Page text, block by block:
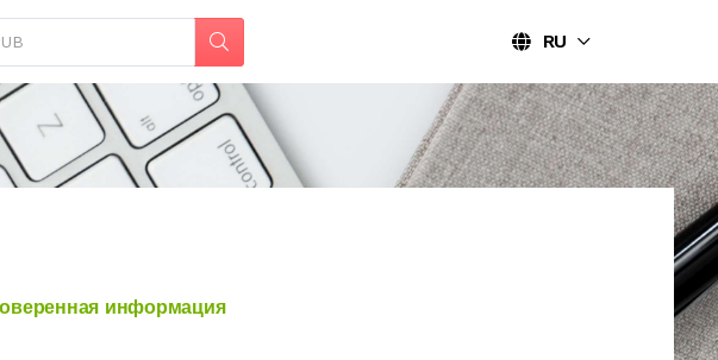
RU
информация